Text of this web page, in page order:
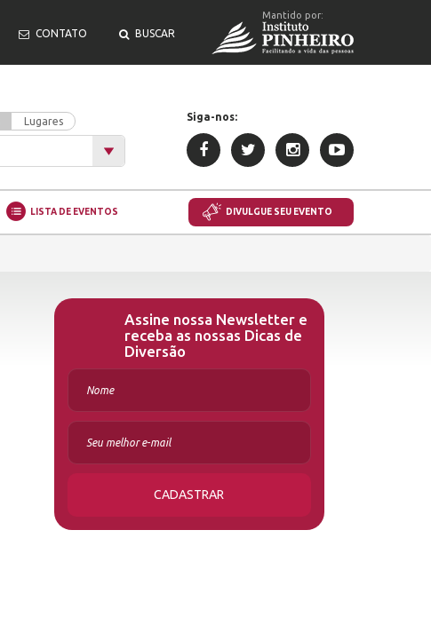
CONTATO BUSCAR
Mantido por:
Lugares Siga-nos:
LISTA DE EVENTOS DIVULGUE SEU EVENTO
Assine nossa Newsletter e
receba as nossas Dicas de
Diversão
CADASTRAR